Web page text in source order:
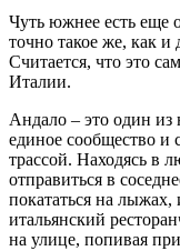
Чуть южнее есть еще
точно такое же, как
Считается, что это
Италии.
Андало – это один из
единое сообщество
трассой. Находясь в
отправиться в
покататься на
итальянский
на улице, попивая